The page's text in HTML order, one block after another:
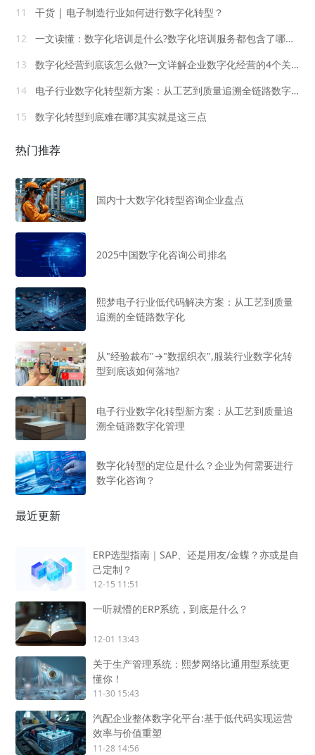
11
干货 | 电子制造行业如何进行数字化转型？
12
一文读懂：数字化培训是什么?数字化培训服务都包含了哪些内容？
13
数字化经营到底该怎么做?一文详解企业数字化经营的4个关键环节
14
电子行业数字化转型新方案：从工艺到质量追溯全链路数字化管理
15
数字化转型到底难在哪?其实就是这三点
热门推荐
国内十大数字化转型咨询企业盘点
2025中国数字化咨询公司排名
熙梦电子行业低代码解决方案：从工艺到质量
追溯的全链路数字化
从"经验裁布"→"数据织衣",服装行业数字化转
型到底该如何落地?
电子行业数字化转型新方案：从工艺到质量追
溯全链路数字化管理
数字化转型的定位是什么？企业为何需要进行
数字化咨询？
最近更新
ERP选型指南｜SAP、还是用友/金蝶？亦或是自
己定制？
12-15 11:51
一听就懵的ERP系统，到底是什么？
12-01 13:43
关于生产管理系统：熙梦网络比通用型系统更
懂你！
11-30 15:43
汽配企业整体数字化平台:基于低代码实现运营
效率与价值重塑
11-28 14:56